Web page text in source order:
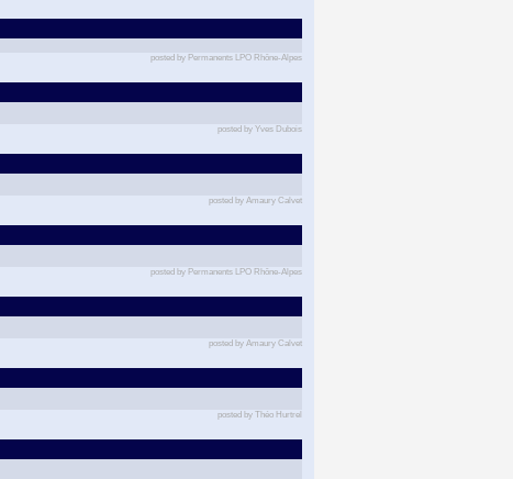
posted by Permanents LPO Rhône-Alpes
posted by Yves Dubois
posted by Amaury Calvet
posted by Permanents LPO Rhône-Alpes
posted by Amaury Calvet
posted by Théo Hurtrel